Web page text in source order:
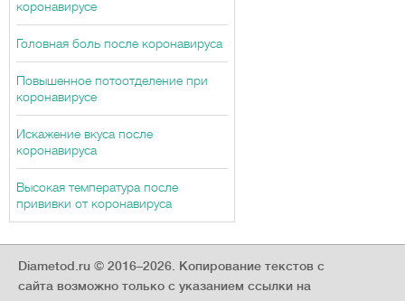
коронавирусе
Головная боль после коронавируса
Повышенное потоотделение при
коронавирусе
Искажение вкуса после
коронавируса
Высокая температура после
прививки от коронавируса
Diametod.ru © 2016–2026. Копирование текстов с
сайта возможно только с указанием ссылки на